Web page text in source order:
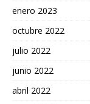
enero 2023
octubre 2022
julio 2022
junio 2022
abril 2022